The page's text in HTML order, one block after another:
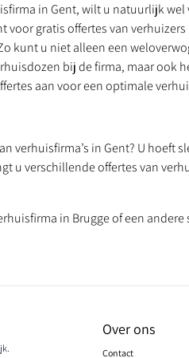
in Gent, wilt u natuurlijk
voor gratis offertes van
kunt u niet alleen een
bij de firma, maar ook
aan voor een optimale
verhuisfirma’s in Gent? U
u verschillende offertes van
in Brugge of een andere
Over ons
Contact